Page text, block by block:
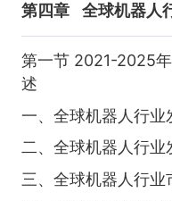
第四章 全球机器人
第一节 2021-2025
述
一、全球机器人行业
二、全球机器人行业
三、全球机器人行业